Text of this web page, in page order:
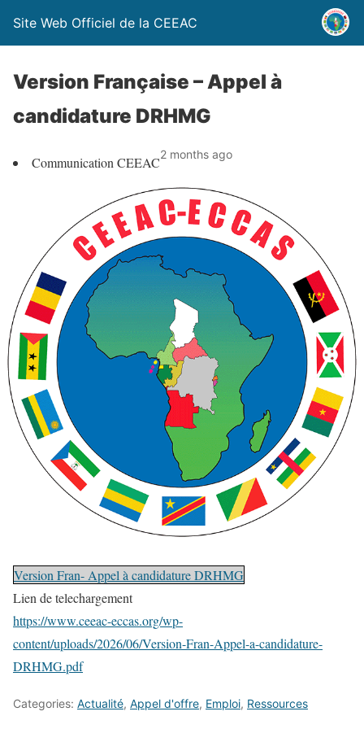
Site Web Officiel de la CEEAC
Version Française – Appel à
candidature DRHMG
Communication CEEAC2 months ago
Version Fran- Appel à candidature DRHMG
Lien de telechargement
https://www.ceeac-eccas.org/wp-
content/uploads/2026/06/Version-Fran-Appel-a-candidature-
DRHMG.pdf
Categories: Actualité, Appel d'offre, Emploi, Ressources